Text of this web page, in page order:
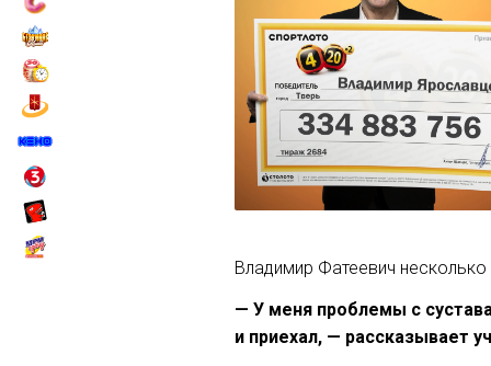
Владимир Фатеевич
— У меня проблемы с
и приехал, — рассказывает